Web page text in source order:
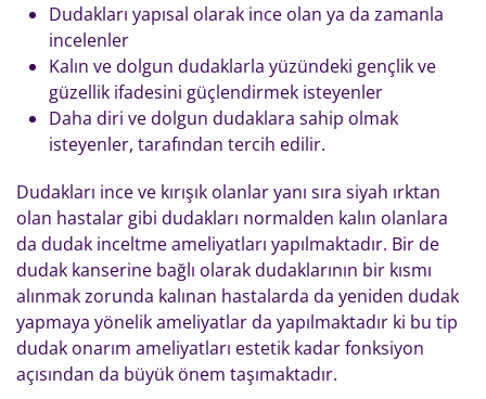
Dudakları yapısal olarak ince olan ya da zamanla
incelenler
Kalın ve dolgun dudaklarla yüzündeki gençlik ve
güzellik ifadesini güçlendirmek isteyenler
Daha diri ve dolgun dudaklara sahip olmak
isteyenler, tarafından tercih edilir.
Dudakları ince ve kırışık olanlar yanı sıra siyah ırktan
olan hastalar gibi dudakları normalden kalın olanlara
da dudak inceltme ameliyatları yapılmaktadır. Bir de
dudak kanserine bağlı olarak dudaklarının bir kısmı
alınmak zorunda kalınan hastalarda da yeniden dudak
yapmaya yönelik ameliyatlar da yapılmaktadır ki bu tip
dudak onarım ameliyatları estetik kadar fonksiyon
açısından da büyük önem taşımaktadır.